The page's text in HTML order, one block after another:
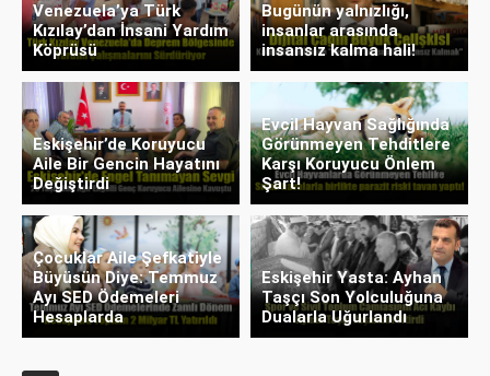
Venezuela’ya Türk
Kızılay’dan İnsani Yardım
Köprüsü
Bugünün yalnızlığı,
insanlar arasında
insansız kalma hali!
Eskişehir’de Koruyucu
Aile Bir Gencin Hayatını
Değiştirdi
Evcil Hayvan Sağlığında
Görünmeyen Tehditlere
Karşı Koruyucu Önlem
Şart!
Çocuklar Aile Şefkatiyle
Büyüsün Diye: Temmuz
Ayı SED Ödemeleri
Hesaplarda
Eskişehir Yasta: Ayhan
Taşçı Son Yolculuğuna
Dualarla Uğurlandı